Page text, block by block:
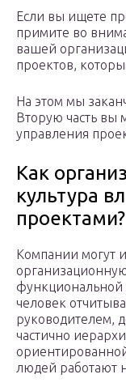
Если вы ищете
примите во
вашей
проектов,
На этом мы
Вторую часть вы
управления
Как
культура
проектами?
Компании могут
функциональной
человек
руководителем,
частично
людей работают